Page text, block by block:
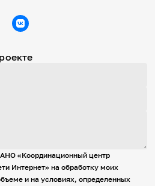
«Координационный центр
Интернет» на обработку моих
и на условиях, определенных